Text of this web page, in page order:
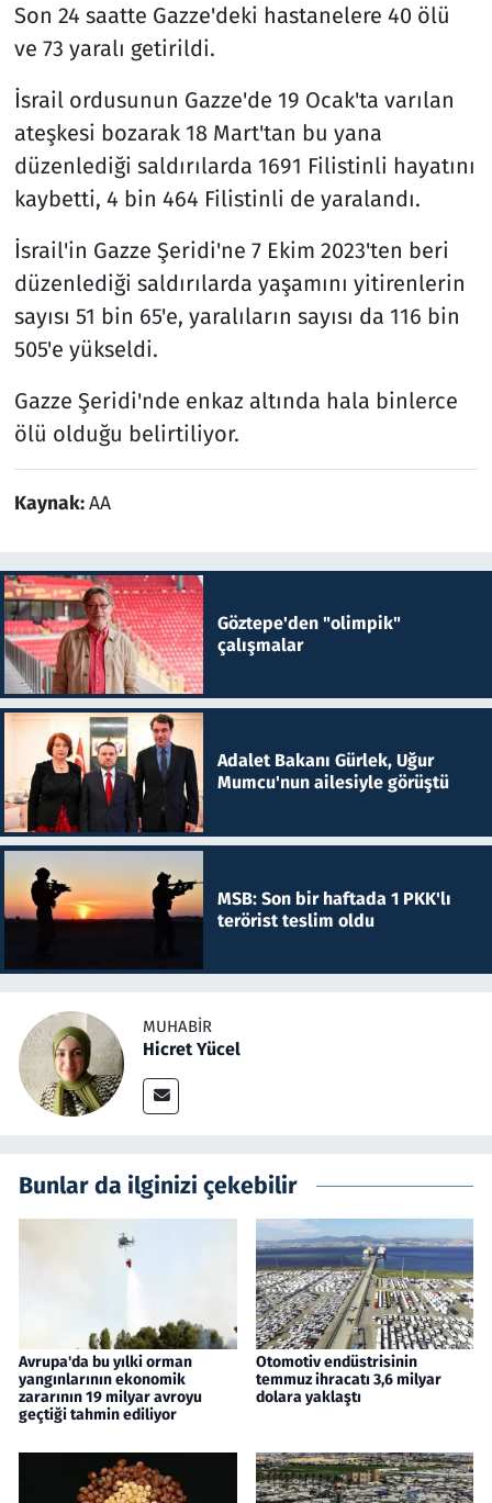
Son 24 saatte Gazze'deki hastanelere 40 ölü
ve 73 yaralı getirildi.
İsrail ordusunun Gazze'de 19 Ocak'ta varılan
ateşkesi bozarak 18 Mart'tan bu yana
düzenlediği saldırılarda 1691 Filistinli hayatını
kaybetti, 4 bin 464 Filistinli de yaralandı.
İsrail'in Gazze Şeridi'ne 7 Ekim 2023'ten beri
düzenlediği saldırılarda yaşamını yitirenlerin
sayısı 51 bin 65'e, yaralıların sayısı da 116 bin
505'e yükseldi.
Gazze Şeridi'nde enkaz altında hala binlerce
ölü olduğu belirtiliyor.
Kaynak:AA
Göztepe'den "olimpik"
çalışmalar
Adalet Bakanı Gürlek, Uğur
Mumcu'nun ailesiyle görüştü
MSB: Son bir haftada 1 PKK'lı
terörist teslim oldu
MUHABIR
Hicret Yücel
Bunlar da ilginizi çekebilir
Avrupa'da bu yılki orman
yangınlarının ekonomik
zararının 19 milyar avroyu
geçtiği tahmin ediliyor
Otomotiv endüstrisinin
temmuz ihracatı 3,6 milyar
dolara yaklaştı